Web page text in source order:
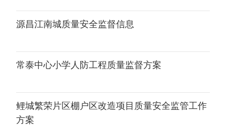
源昌江南城质量安全监督信息
常泰中心小学人防工程质量监督方案
鲤城繁荣片区棚户区改造项目质量安全监管工作
方案